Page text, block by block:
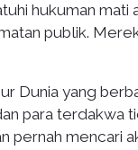
hukuman
publik.
Dunia yang
para terdakwa
pernah mencari